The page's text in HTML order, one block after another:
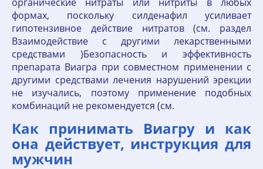
формах, поскольку силденафил усиливает
гипотензивное действие нитратов (см. раздел
Взаимодействие с другими лекарственными
средствами )Безопасность и эффективность
препарата Виагра при совместном применении с
другими средствами лечения нарушений эрекции
не изучались, поэтому применение подобных
комбинаций не рекомендуется (см.
Как принимать Виагру и как
она действует, инструкция для
мужчин